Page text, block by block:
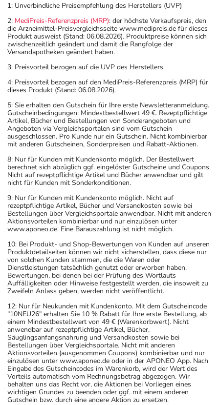
1: Unverbindliche Preisempfehlung des Herstellers (UVP)
2: MediPreis-Referenzpreis (MRP): der höchste Verkaufspreis, den
die Arzneimittel-Preisvergleichsseite www.medipreis.de für dieses
Produkt ausweist (Stand: 06.08.2026). Produktpreise können sich
zwischenzeitlich geändert und damit die Rangfolge der
Versandapotheken geändert haben.
3: Preisvorteil bezogen auf die UVP des Herstellers
4: Preisvorteil bezogen auf den MediPreis-Referenzpreis (MRP) für
dieses Produkt (Stand: 06.08.2026).
5: Sie erhalten den Gutschein für Ihre erste Newsletteranmeldung.
Gutscheinbedingungen: Mindestbestellwert 49 €. Rezeptpflichtige
Artikel, Bücher und Bestellungen von Sonderangeboten und
Angeboten via Vergleichsportalen sind vom Gutschein
ausgeschlossen. Pro Kunde nur ein Gutschein. Nicht kombinierbar
mit anderen Gutscheinen, Sonderpreisen und Rabatt-Aktionen.
8: Nur für Kunden mit Kundenkonto möglich. Der Bestellwert
berechnet sich abzüglich ggf. eingelöster Gutscheine und Coupons.
Nicht auf rezeptpflichtige Artikel und Bücher anwendbar und gilt
nicht für Kunden mit Sonderkonditionen.
9: Nur für Kunden mit Kundenkonto möglich. Nicht auf
rezeptpflichtige Artikel, Bücher und Versandkosten sowie bei
Bestellungen über Vergleichsportale anwendbar. Nicht mit anderen
Aktionsvorteilen kombinierbar und nur einzulösen unter
www.aponeo.de. Eine Barauszahlung ist nicht möglich.
10: Bei Produkt- und Shop-Bewertungen von Kunden auf unseren
Produktdetailseiten können wir nicht sicherstellen, dass diese nur
von solchen Kunden stammen, die die Waren oder
Dienstleistungen tatsächlich genutzt oder erworben haben.
Bewertungen, bei denen bei der Prüfung des Wortlauts
Auffälligkeiten oder Hinweise festgestellt werden, die insoweit zu
Zweifeln Anlass geben, werden nicht veröffentlicht.
12: Nur für Neukunden mit Kundenkonto. Mit dem Gutscheincode
"10NEU26" erhalten Sie 10 % Rabatt für Ihre erste Bestellung, ab
einem Mindestbestellwert von 49 € (Warenkorbwert). Nicht
anwendbar auf rezeptpflichtige Artikel, Bücher,
Säuglingsanfangsnahrung und Versandkosten sowie bei
Bestellungen über Vergleichsportale. Nicht mit anderen
Aktionsvorteilen (ausgenommen Coupons) kombinierbar und nur
einzulösen unter www.aponeo.de oder in der APONEO App. Nach
Eingabe des Gutscheincodes im Warenkorb, wird der Wert des
Vorteils automatisch vom Rechnungsbetrag abgezogen. Wir
behalten uns das Recht vor, die Aktionen bei Vorliegen eines
wichtigen Grundes zu beenden oder ggf. mit einem anderen
Gutschein bzw. durch eine andere Aktion zu ersetzen.